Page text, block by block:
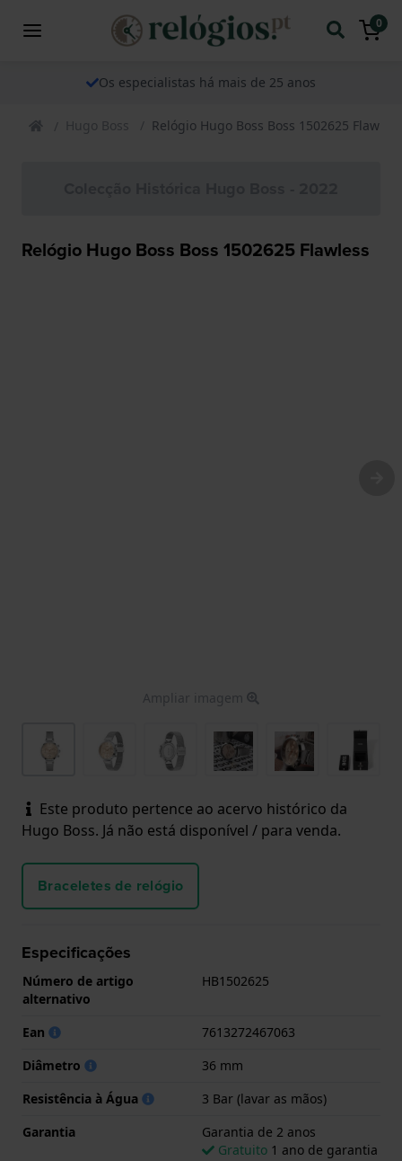
0
Os especialistas há mais de 25 anos
Hugo Boss Relógio Hugo Boss Boss 1502625 Flawless
Relógio Hugo Boss Boss 1502625 Flawless
Ampliar imagem
Este produto pertence ao acervo histórico da
Hugo Boss. Já não está disponível / para venda.
Braceletes de relógio
Especificações
Número de artigo
alternativo
HB1502625
Ean
7613272467063
Diâmetro
36 mm
Resistência à Água
3 Bar (lavar as mãos)
Garantia
Garantia de 2 anos
Gratuito 1 ano de garantia